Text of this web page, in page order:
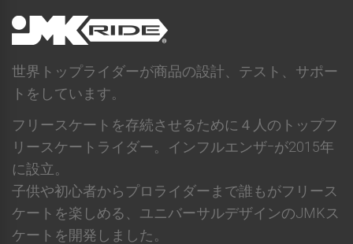
世界トップライダーが商品の設計、テスト、サポー
トをしています。
フリースケートを存続させるために４人のトップフ
リースケートライダー。インフルエンザｰが2015年
に設立。
子供や初心者からプロライダーまで誰もがフリース
ケートを楽しめる、ユニバーサルデザインのJMKス
ケートを開発しました。